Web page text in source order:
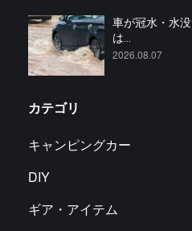
車が冠水・水
は...
2026.08.07
カテゴリ
キャンピングカー
DIY
ギア・アイテム